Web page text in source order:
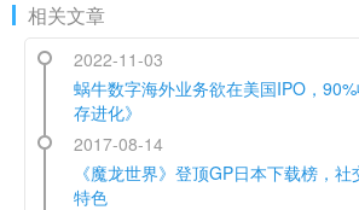
太極パンダ 〜はじまりの章〜
相关文章
2022-11-03
蜗牛数字海外业务欲在美国IPO，
存进化》
2017-08-14
《魔龙世界》登顶GP日本下载榜，
特色